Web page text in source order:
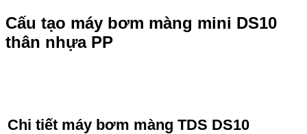
Cấu tạo máy bơm màng mini DS10
thân nhựa PP
Chi tiết máy bơm màng TDS DS10